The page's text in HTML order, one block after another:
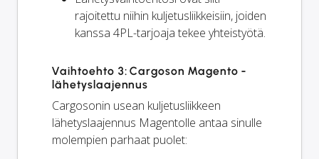
rajoitettu niihin kuljetusliikkeisiin, joiden
kanssa 4PL-tarjoaja tekee yhteistyötä.
Vaihtoehto 3: Cargoson Magento -
lähetyslaajennus
Cargosonin usean kuljetusliikkeen
lähetyslaajennus Magentolle antaa sinulle
molempien parhaat puolet: